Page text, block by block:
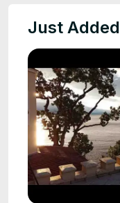
Just Added